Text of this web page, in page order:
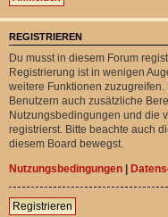
REGISTRIEREN
Du musst in diesem Forum
Registrierung ist in wenigen
weitere Funktionen
Benutzern auch zusätzliche
Nutzungsbedingungen und die
registrierst. Bitte beachte auch
diesem Board bewegst.
Nutzungsbedingungen |
Registrieren